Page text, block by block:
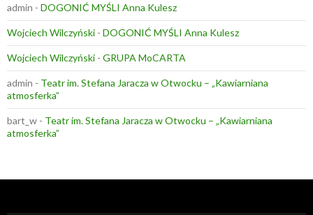
admin - DOGONIĆ MYŚLI Anna Kulesz
Wojciech Wilczyński - DOGONIĆ MYŚLI Anna Kulesz
Wojciech Wilczyński - GRUPA MoCARTA
admin - Teatr im. Stefana Jaracza w Otwocku – „Kawiarniana
atmosferka”
bart_w - Teatr im. Stefana Jaracza w Otwocku – „Kawiarniana
atmosferka”